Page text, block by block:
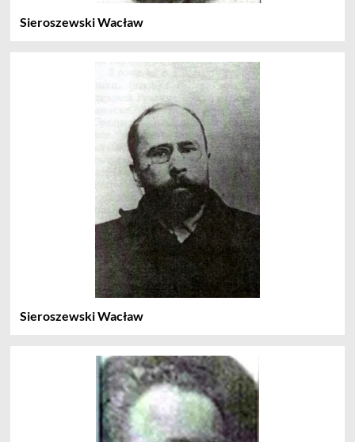
Sieroszewski Wacław
Sieroszewski Wacław